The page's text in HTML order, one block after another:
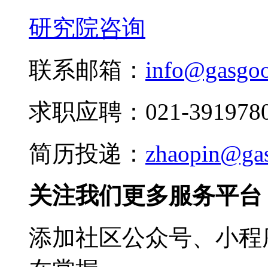
研究院咨询
联系邮箱：
求职应聘：021-
简历投递：
关注我们更多服务平台
添加社区公众号、小